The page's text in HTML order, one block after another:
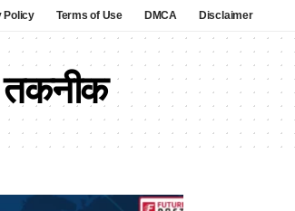
Policy Terms of Use DMCA Disclaimer
तकनीक